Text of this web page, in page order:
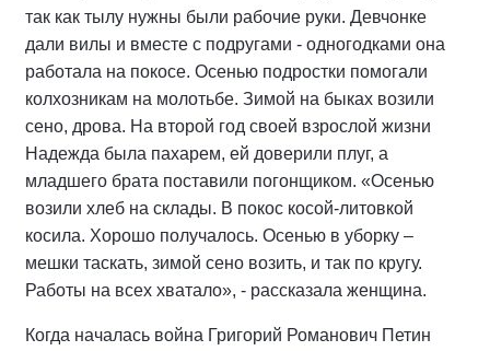
так как тылу нужны были рабочие руки. Девчонке
дали вилы и вместе с подругами - одногодками она
работала на покосе. Осенью подростки помогали
колхозникам на молотьбе. Зимой на быках возили
сено, дрова. На второй год своей взрослой жизни
Надежда была пахарем, ей доверили плуг, а
младшего брата поставили погонщиком. «Осенью
возили хлеб на склады. В покос косой-литовкой
косила. Хорошо получалось. Осенью в уборку –
мешки таскать, зимой сено возить, и так по кругу.
Работы на всех хватало», - рассказала женщина.
Когда началась война Григорий Романович Петин